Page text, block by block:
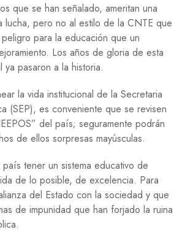
que se han señalado, ameritan una
lucha, pero no al estilo de la CNTE que
para la educación que un
Los años de gloria de esta
ya pasaron a la historia.
la vida institucional de la Secretaria
(SEP), es conveniente que se revisen
del país; seguramente podrán
de ellos sorpresas mayúsculas.
tener un sistema educativo de
de lo posible, de excelencia. Para
del Estado con la sociedad y que
de impunidad que han forjado la ruina